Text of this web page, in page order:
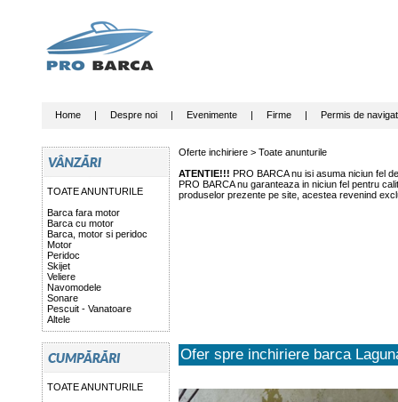
Home| Despre noi| Evenimente| Firme| Permis de
TOATE ANUNTURILE
Barca fara motor
Barca cu motor
Barca, motor si peridoc
Motor
Peridoc
Skijet
Veliere
Navomodele
Sonare
Pescuit - Vanatoare
Altele
TOATE ANUNTURILE
Oferte inchiriere > Toate anunturile
ATENTIE!!! PRO BARCA nu isi asuma niciun fel
PRO BARCA nu garanteaza in niciun fel pentru
produselor prezente pe site, acestea revenind
Ofer spre inchiriere barca